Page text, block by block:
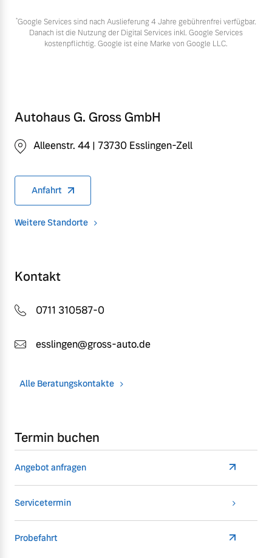
*Google Services sind nach Auslieferung 4 Jahre gebührenfrei verfügbar.
Danach ist die Nutzung der Digital Services inkl. Google Services
kostenpflichtig. Google ist eine Marke von Google LLC.
Autohaus G. Gross GmbH
Alleenstr. 44 | 73730 Esslingen-Zell
Anfahrt
Weitere Standorte
Kontakt
0711 310587-0
esslingen@gross-auto.de
Alle Beratungskontakte
Termin buchen
Angebot anfragen
Servicetermin
Probefahrt